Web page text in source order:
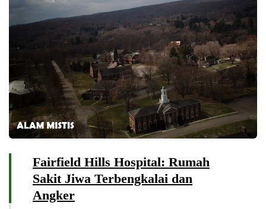
Fairfield Hills Hospital: Rumah
Sakit Jiwa Terbengkalai dan
Angker